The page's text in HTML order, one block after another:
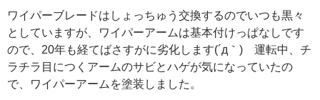
ワイパーブレードはしょっちゅう交換するのでいつも黒々
としていますが、ワイパーアームは基本付けっぱなしです
ので、20年も経てばさすがに劣化します(´д｀) 運転中、チ
ラチラ目につくアームのサビとハゲが気になっていたの
で、ワイパーアームを塗装しました。